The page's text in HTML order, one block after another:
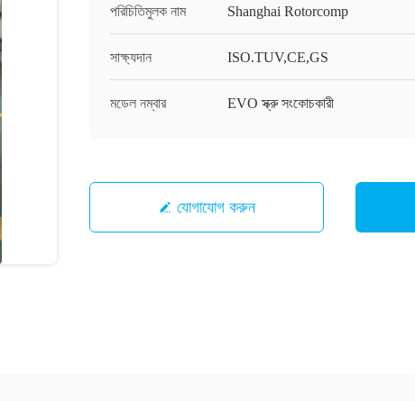
পরিচিতিমুলক নাম Shanghai Rotorcomp
সাক্ষ্যদান ISO.TUV,CE,GS
মডেল নম্বার EVO স্ক্রু সংকোচকারী
যোগাযোগ করুন